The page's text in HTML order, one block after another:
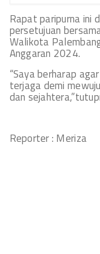
Rapat paripurna ini
persetujuan
Walikota
Anggaran 2024.
“Saya berharap
terjaga demi
dan
Reporter : Meriza